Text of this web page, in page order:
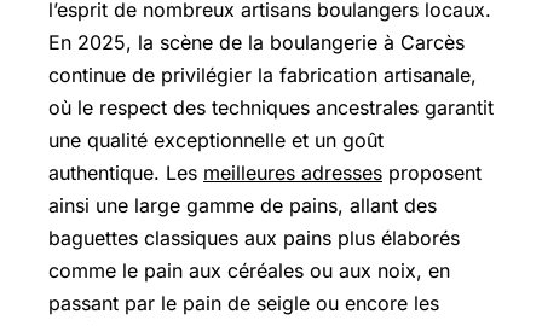
l’esprit de nombreux artisans boulangers locaux.
En 2025, la scène de la boulangerie à Carcès
continue de privilégier la fabrication artisanale,
où le respect des techniques ancestrales garantit
une qualité exceptionnelle et un goût
authentique. Les meilleures adresses proposent
ainsi une large gamme de pains, allant des
baguettes classiques aux pains plus élaborés
comme le pain aux céréales ou aux noix, en
passant par le pain de seigle ou encore les